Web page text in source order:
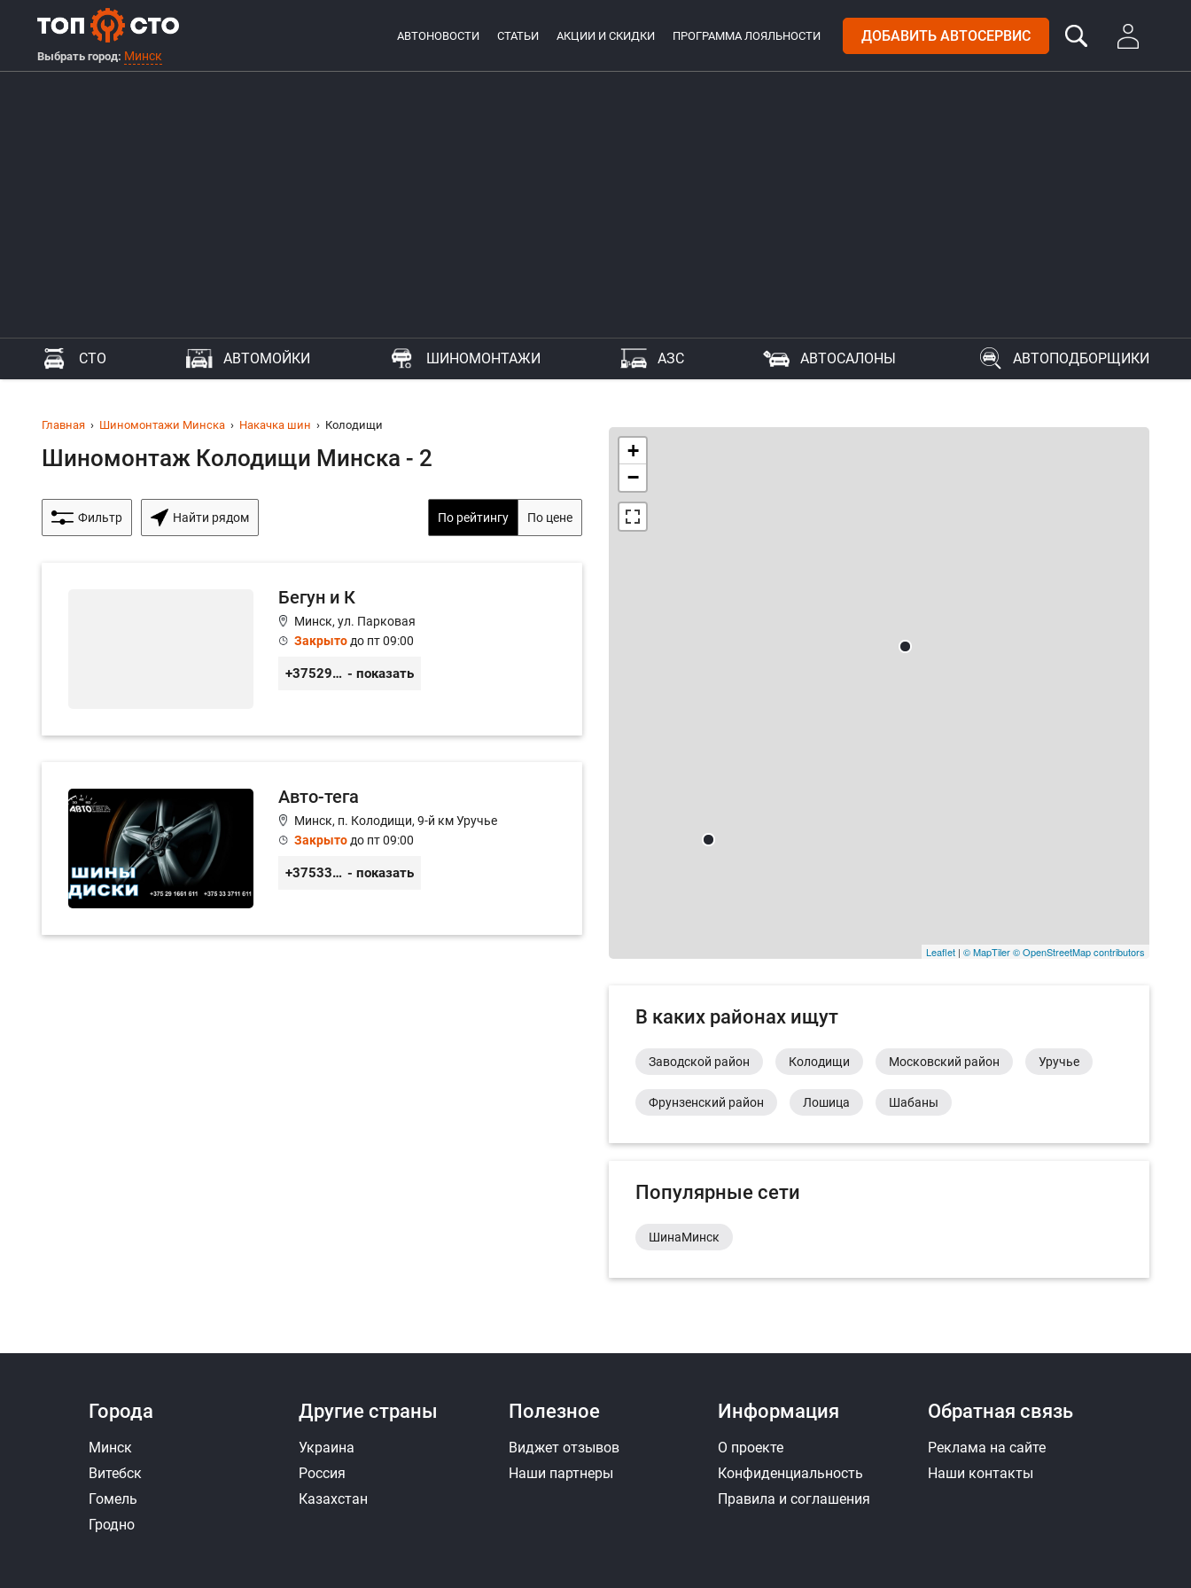
Выбрать город: Минск
АВТОНОВОСТИ СТАТЬИ АКЦИИ И СКИДКИ ПРОГРАММА ЛОЯЛЬНОСТИ ДОБАВИТЬ АВТОСЕРВИС
СТО АВТОМОЙКИ ШИНОМОНТАЖИ АЗС АВТОСАЛОНЫ АВТОПОДБОРЩИКИ
Главная Шиномонтажи Минска Накачка шин Колодищи
Шиномонтаж Колодищи Минска - 2
Фильтр Найти рядом По рейтингу По цене
Бегун и К
Минск, ул. Парковая
Закрытодо пт 09:00
+375296660987 - показать
Авто-тега
Минск, п. Колодищи, 9-й км Уручье
Закрытодо пт 09:00
+375333711611 - показать
+
−
Leaflet | © MapTiler© OpenStreetMap contributors
В каких районах ищут
Заводской район Колодищи Московский район Уручье
Фрунзенский район Лошица Шабаны
Популярные сети
ШинаМинск
Города
Минск
Витебск
Гомель
Гродно
Другие страны
Украина
Россия
Казахстан
Полезное
Виджет отзывов
Наши партнеры
Информация
О проекте
Конфиденциальность
Правила и соглашения
Обратная связь
Реклама на сайте
Наши контакты